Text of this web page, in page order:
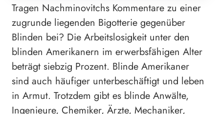
Tragen Nachminovitchs Kommentare zu einer
zugrunde liegenden Bigotterie gegenüber
Blinden bei? Die Arbeitslosigkeit unter den
blinden Amerikanern im erwerbsfähigen Alter
beträgt siebzig Prozent. Blinde Amerikaner
sind auch häufiger unterbeschäftigt und leben
in Armut. Trotzdem gibt es blinde Anwälte,
Ingenieure, Chemiker, Ärzte, Mechaniker,